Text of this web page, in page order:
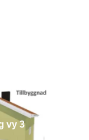
vy 3